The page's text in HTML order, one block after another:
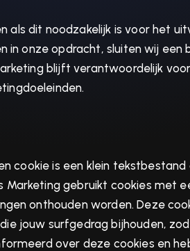
dit noodzakelijk is voor het
onze opdracht, sluiten wij
blijft verantwoordelijk
cookie is een klein
gebruikt cookies met
onthouden worden. Deze
jouw surfgedrag bijhouden,
over deze cookies en